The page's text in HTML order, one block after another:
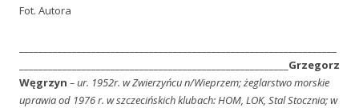
Fot. Autora
Grzegorz
Węgrzyn – ur. 1952r. w Zwierzyńcu n/Wieprzem; żeglarstwo morskie
uprawia od 1976 r. w szczecińskich klubach: HOM, LOK, Stal Stocznia; w